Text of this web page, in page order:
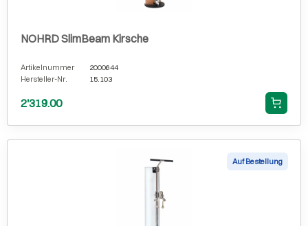
NOHRD SlimBeam Kirsche
Artikelnummer
2000644
Hersteller-Nr.
15.103
2'319.00
Auf Bestellung